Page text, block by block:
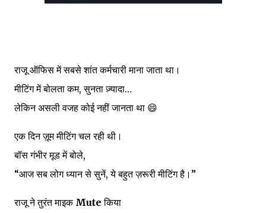
राजू ऑफिस में सबसे शांत कर्मचारी माना जाता था।
मीटिंग में बोलता कम, सुनता ज़्यादा…
लेकिन असली वजह कोई नहीं जानता था 😄
एक दिन ज़ूम मीटिंग चल रही थी।
बॉस गंभीर मूड में बोले,
“आज सब लोग ध्यान से सुनें, ये बहुत ज़रूरी मीटिंग है।”
राजू ने तुरंत माइक Mute किया